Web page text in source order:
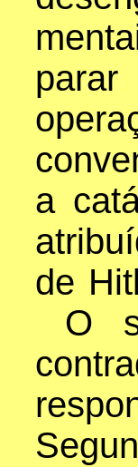
parar
a
de
O